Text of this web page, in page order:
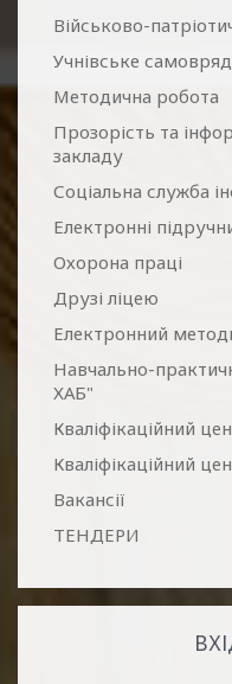
Військово-
Учнівське
Методична робота
Прозорість та
закладу
Соціальна служба
Електронні
Охорона праці
Друзі ліцею
Електронний
Навчально-
ХАБ"
Кваліфікаційний
Кваліфікаційний
Вакансії
ТЕНДЕРИ